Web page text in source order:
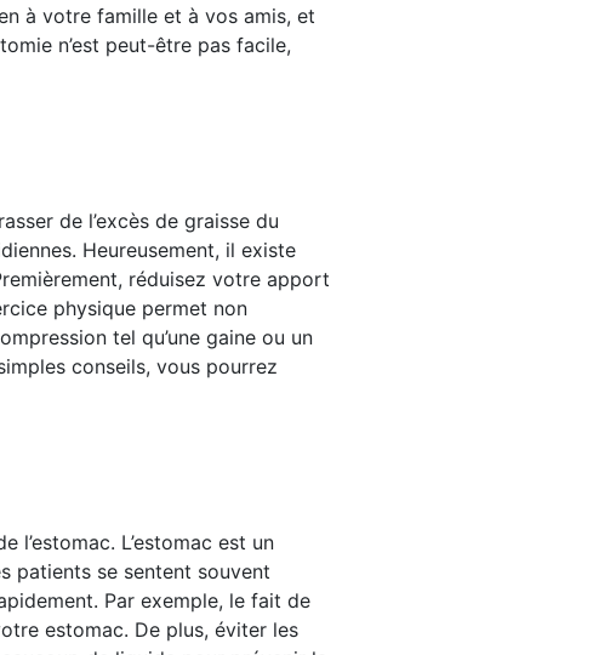
à votre famille et à vos amis, et
n’est peut-être pas facile,
de l’excès de graisse du
Heureusement, il existe
réduisez votre apport
physique permet non
tel qu’une gaine ou un
conseils, vous pourrez
l’estomac. L’estomac est un
patients se sentent souvent
Par exemple, le fait de
estomac. De plus, éviter les